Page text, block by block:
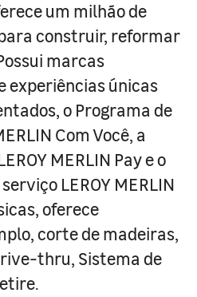
um milhão de
construir, reformar
marcas
experiências únicas
o Programa de
Com Você, a
MERLIN Pay e o
LEROY MERLIN
oferece
corte de madeiras,
thru, Sistema de